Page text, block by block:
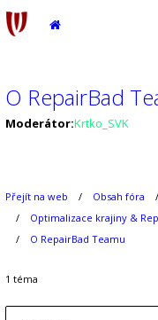
O RepairBad
Moderátor:Krtko_SVK
Přejít na web Obsah fóra
Optimalizace krajiny &
O RepairBad Teamu
1 téma